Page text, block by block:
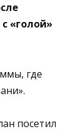
«голой»
где
посетил